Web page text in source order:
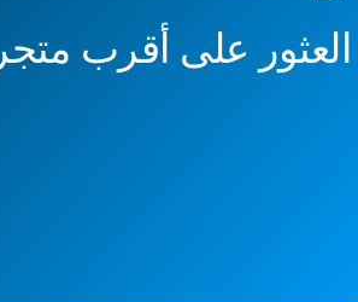
العثور على أقرب متجر